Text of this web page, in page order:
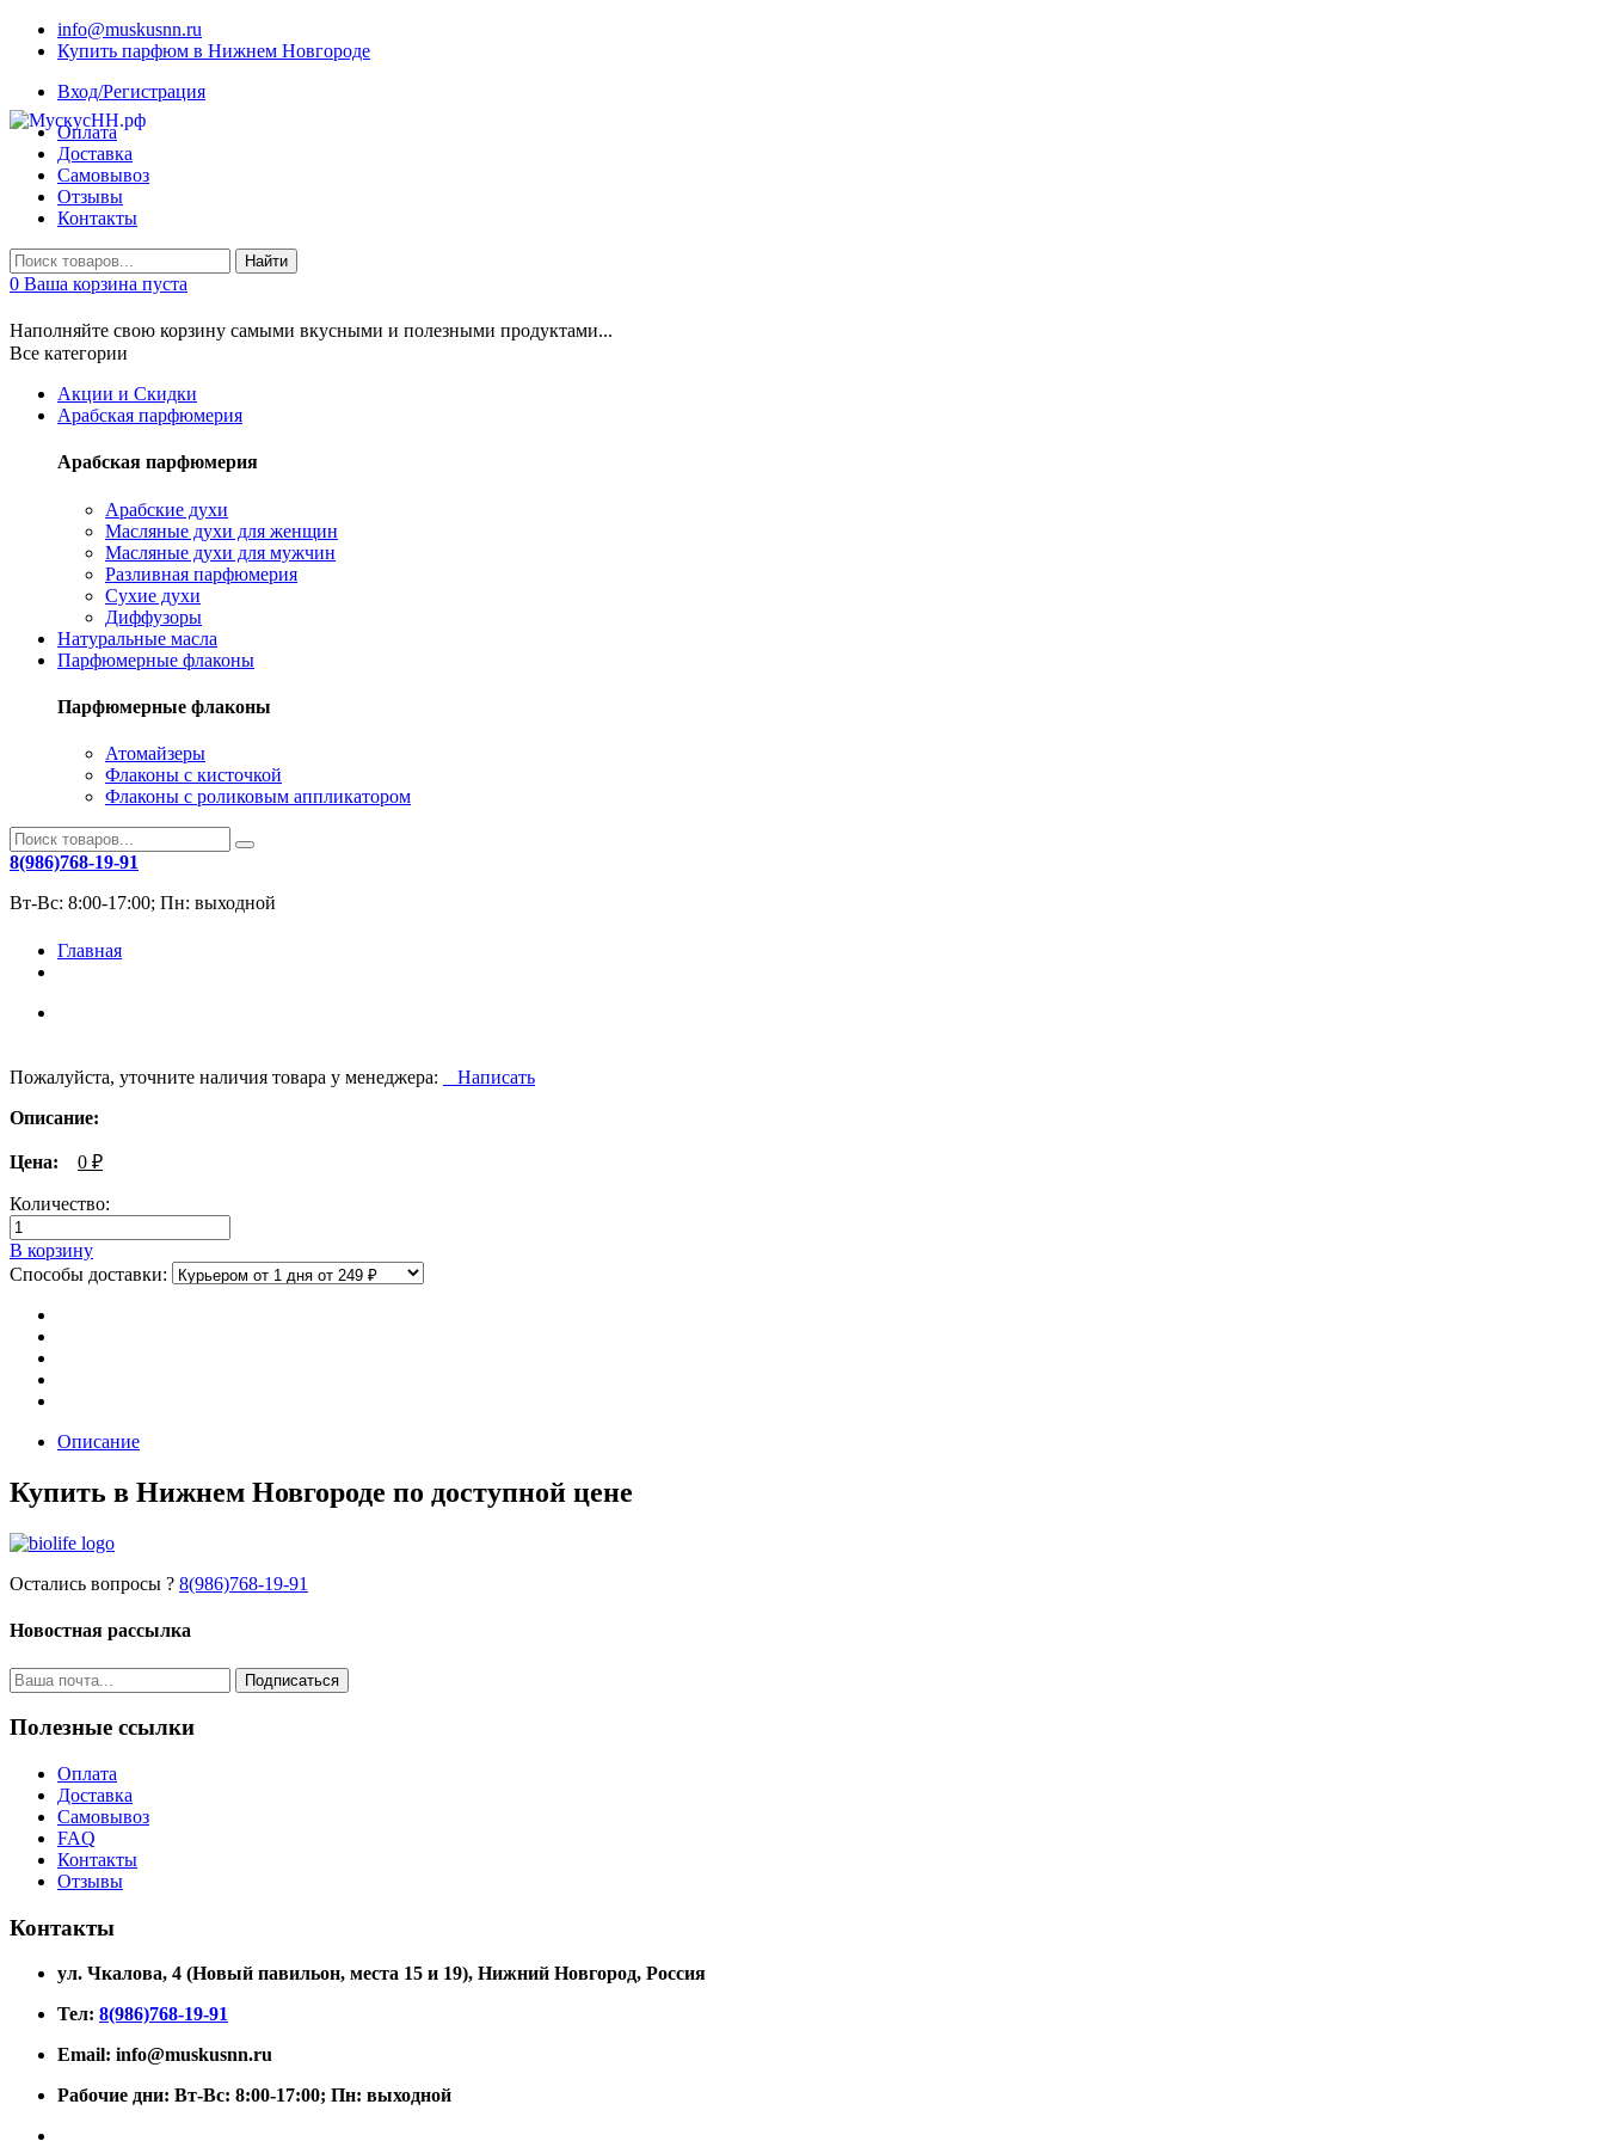
info@muskusnn.ru
Купить парфюм в Нижнем Новгороде
Вход/Регистрация
Оплата
Доставка
Самовывоз
Отзывы
Контакты
Найти
0 Ваша корзина пуста
Наполняйте свою корзину самыми вкусными и полезными продуктами...
Все категории
Акции и Скидки
Арабская парфюмерия
Арабская парфюмерия
Арабские духи
Масляные духи для женщин
Масляные духи для мужчин
Разливная парфюмерия
Сухие духи
Диффузоры
Натуральные масла
Парфюмерные флаконы
Парфюмерные флаконы
Атомайзеры
Флаконы с кисточкой
Флаконы с роликовым аппликатором
8(986)768-19-91
Вт-Вс: 8:00-17:00; Пн: выходной
Главная
Пожалуйста, уточните наличия товара у менеджера:
Написать
Описание:
Цена: 0 ₽
Количество:
В корзину
Способы доставки:
Описание
Купить в Нижнем Новгороде по доступной цене
Остались вопросы ? 8(986)768-19-91
Новостная рассылка
Подписаться
Полезные ссылки
Оплата
Доставка
Самовывоз
FAQ
Контакты
Отзывы
Контакты
ул. Чкалова, 4 (Новый павильон, места 15 и 19), Нижний Новгород, Россия
Тел: 8(986)768-19-91
Email: info@muskusnn.ru
Рабочие дни: Вт-Вс: 8:00-17:00; Пн: выходной